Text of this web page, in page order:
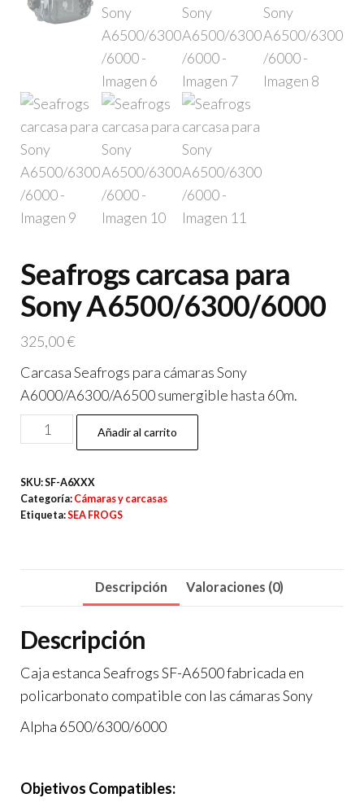
Seafrogs carcasa para
Sony A6500/6300/6000
325,00€
Carcasa Seafrogs para cámaras Sony
A6000/A6300/A6500 sumergible hasta 60m.
Seafrogs
carcasa
Sony
A6500/6300/6000
Añadir al carrito
SKU:SF-A6XXX
Categoría: Cámaras y carcasas
Etiqueta:SEA FROGS
Descripción Valoraciones (0)
Descripción
Caja estanca Seafrogs SF-A6500 fabricada en
policarbonato compatible con las cámaras Sony
Alpha 6500/6300/6000
Objetivos Compatibles: